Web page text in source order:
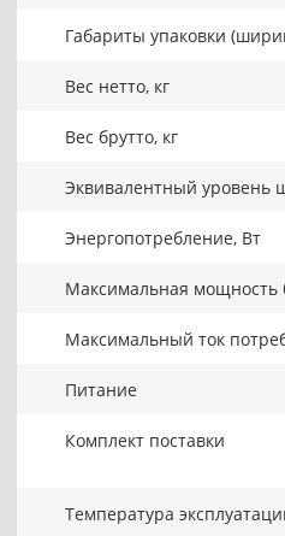
Габариты упаковки
Вес нетто, кг
Вес брутто, кг
Эквивалентный уровень
Энергопотребление, Вт
Максимальная мощность
Максимальный ток
Питание
Комплект поставки
Температура